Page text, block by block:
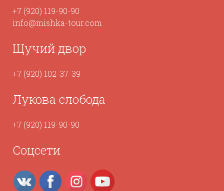
+7 (920) 119-90-90
info@mishka-tour.com
Щучий двор
+7 (920) 102-37-39
Лукова слобода
+7 (920) 119-90-90
Соцсети